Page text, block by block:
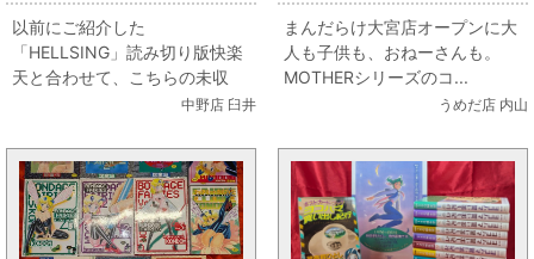
伝」各種出します
以前にご紹介した
「HELLSING」読み切り版快楽
天と合わせて、こちらの未収
中野店 臼井
まんだらけ大宮店オープンに大
人も子供も、おねーさんも。
MOTHERシリーズのコ...
うめだ店 内山